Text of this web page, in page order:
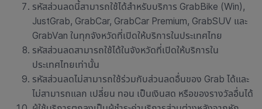
รหัสส่วนลดนี้สามารถใช้ได้สำหรับบริการ GrabBike (Win),
JustGrab, GrabCar, GrabCar Premium, GrabSUV และ
GrabVan ในทุกจังหวัดที่เปิดให้บริการในประเทศไทย
รหัสส่วนลดสามารถใช้ได้ในจังหวัดที่เปิดให้บริการใน
ประเทศไทยเท่านั้น
รหัสส่วนลดไม่สามารถใช้ร่วมกับส่วนลดอื่นของ Grab ได้และ
ไม่สามารถแลก เปลี่ยน ทอน เป็นเงินสด หรือของรางวัลอื่นได้